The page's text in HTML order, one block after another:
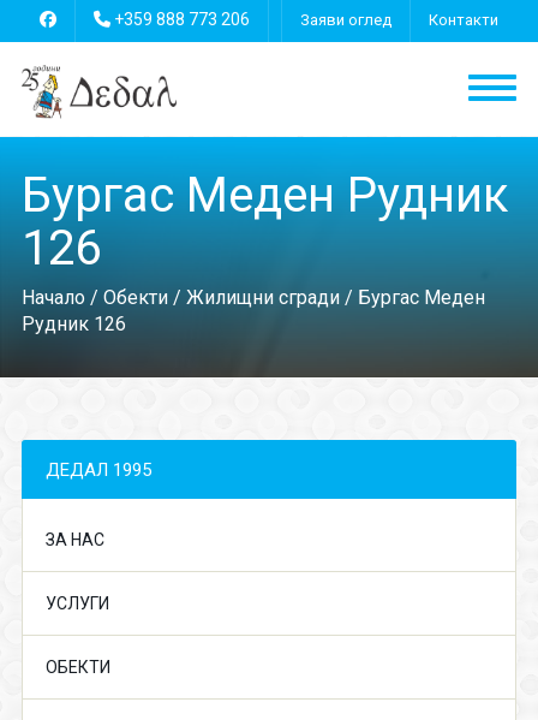
+359 888 773 206 Заяви оглед Контакти
Бургас Меден Рудник
126
Начало/ Обекти/ Жилищни сгради/ Бургас Меден
Рудник 126
ДЕДАЛ 1995
ЗА НАС
УСЛУГИ
ОБЕКТИ